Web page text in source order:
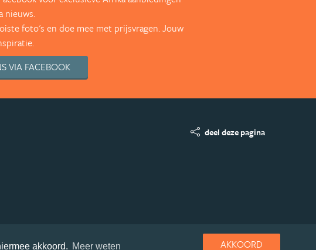
akkoord. Meer weten AKKOORD
nieuws.
foto's en doe mee met prijsvragen. Jouw
VIA FACEBOOK
deel deze pagina